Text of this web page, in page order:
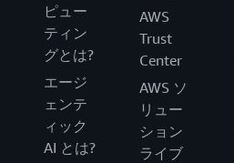
ピュー
ティン
グとは?
エージ
ェンテ
ィック
AI とは?
AWS
Trust
Center
AWS ソ
リュー
ション
ライブ